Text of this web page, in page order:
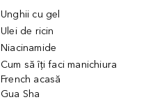
Unghii cu gel
Ulei de ricin
Niacinamide
Cum să îți faci manichiura
French acasă
Gua Sha